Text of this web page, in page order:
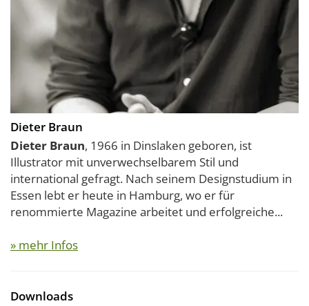
Dieter Braun
Dieter Braun, 1966 in Dinslaken geboren, ist
Illustrator mit unverwechselbarem Stil und
international gefragt. Nach seinem Designstudium in
Essen lebt er heute in Hamburg, wo er für
renommierte Magazine arbeitet und erfolgreiche...
» mehr Infos
Downloads